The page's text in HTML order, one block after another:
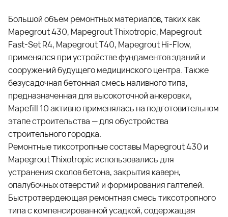
Большой объем ремонтных материалов, таких как
Mapegrout 430, Mapegrout Thixotropic, Mapegrout
Fast-Set R4, Mapegrout T40, Mapegrout Hi-Flow,
применялся при устройстве фундаментов зданий и
сооружений будущего медицинского центра. Также
безусадочная бетонная смесь наливного типа,
предназначенная для высокоточной анкеровки,
Mapefill 10 активно применялась на подготовительном
этапе строительства — для обустройства
строительного городка.
Ремонтные тиксотропные составы Mapegrout 430 и
Mapegrout Thixotropic использовались для
устранения сколов бетона, закрытия каверн,
опалубочных отверстий и формирования галтелей.
Быстротвердеющая ремонтная смесь тиксотропного
типа с компенсированной усадкой, содержащая